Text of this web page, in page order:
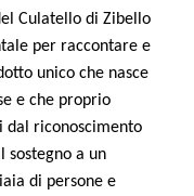
Culatello di Zibello
per raccontare e
unico che nasce
e che proprio
dal riconoscimento
sostegno a un
di persone e